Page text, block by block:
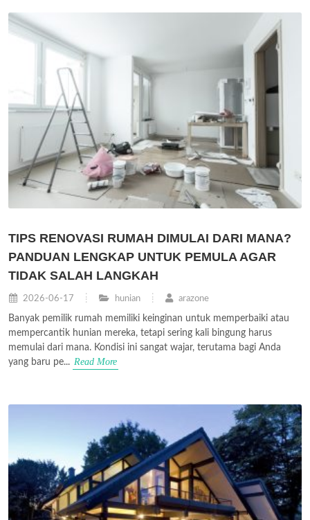
TIPS RENOVASI RUMAH DIMULAI DARI MANA?
PANDUAN LENGKAP UNTUK PEMULA AGAR
TIDAK SALAH LANGKAH
2026-06-17 hunian arazone
Banyak pemilik rumah memiliki keinginan untuk memperbaiki atau
mempercantik hunian mereka, tetapi sering kali bingung harus
memulai dari mana. Kondisi ini sangat wajar, terutama bagi Anda
yang baru pe... Read More